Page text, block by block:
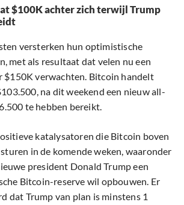
$100K achter zich terwijl Trump
versterken hun optimistische
met als resultaat dat velen nu een
$150K verwachten. Bitcoin handelt
na dit weekend een nieuw all-
te hebben bereikt.
katalysatoren die Bitcoin boven
in de komende weken, waaronder
president Donald Trump een
Bitcoin-reserve wil opbouwen. Er
dat Trump van plan is minstens 1